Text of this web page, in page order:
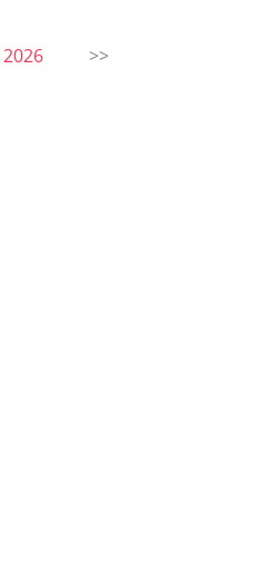
2026 >>